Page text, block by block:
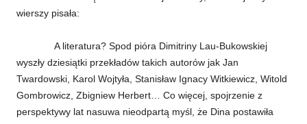
wierszy pisała:
A literatura? Spod pióra Dimitriny Lau-Bukowskiej
wyszły dziesiątki przekładów takich autorów jak Jan
Twardowski, Karol Wojtyła, Stanisław Ignacy Witkiewicz, Witold
Gombrowicz, Zbigniew Herbert… Co więcej, spojrzenie z
perspektywy lat nasuwa nieodpartą myśl, że Dina postawiła